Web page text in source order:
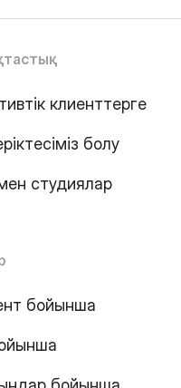
клиенттерге
болу
студиялар
бойынша